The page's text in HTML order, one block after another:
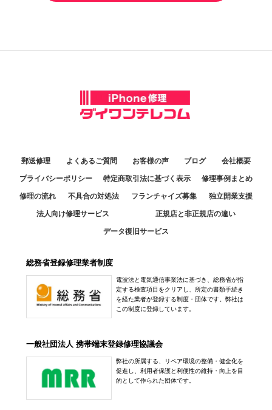
郵送修理 よくあるご質問 お客様の声 ブログ 会社概要
プライバシーポリシー 特定商取引法に基づく表示 修理事例まとめ
修理の流れ 不具合の対処法 フランチャイズ募集 独立開業支援
法人向け修理サービス 正規店と非正規店の違い
データ復旧サービス
総務省登録修理業者制度
電波法と電気通信事業法に基づき、総務省が指
定する検査項目をクリアし、所定の書類手続き
を経た業者が登録する制度・団体です。弊社は
この制度に登録しています。
一般社団法人 携帯端末登録修理協議会
弊社の所属する、リペア環境の整備・健全化を
促進し、利用者保護と利便性の維持・向上を目
的として作られた団体です。